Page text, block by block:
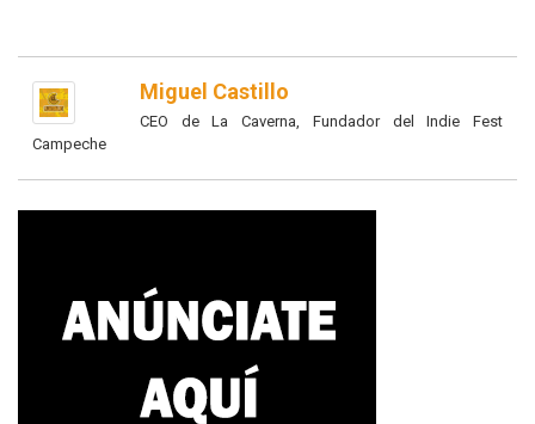
Miguel Castillo
CEO de La Caverna, Fundador del Indie Fest
Campeche